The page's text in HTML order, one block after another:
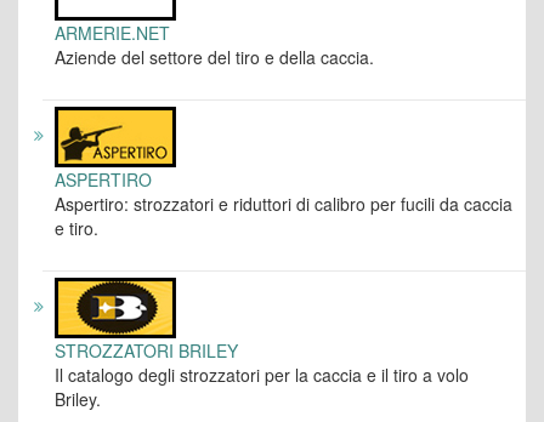
ARMERIE.NET
Aziende del settore del tiro e della caccia.
ASPERTIRO
Aspertiro: strozzatori e riduttori di calibro per fucili da caccia
e tiro.
STROZZATORI BRILEY
Il catalogo degli strozzatori per la caccia e il tiro a volo
Briley.